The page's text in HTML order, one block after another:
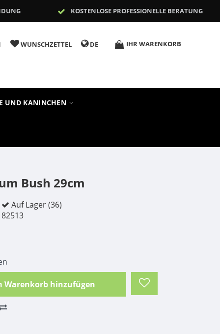
KOSTENLOSE PROFESSIONELLE BERATUNG
WUNSCHZETTEL DE IHR WARENKORB
UND KANINCHEN
Bush 29cm
Auf Lager (36)
82513
Warenkorb hinzufügen